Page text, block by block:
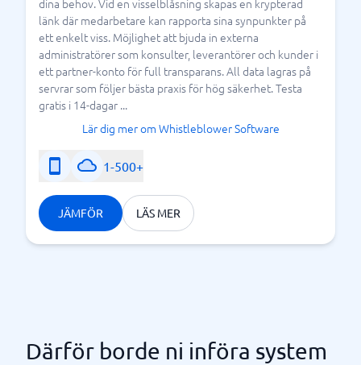
dina behov. Vid en visselblåsning skapas en krypterad
länk där medarbetare kan rapporta sina synpunkter på
ett enkelt viss. Möjlighet att bjuda in externa
administratörer som konsulter, leverantörer och kunder i
ett partner-konto för full transparans. All data lagras på
servrar som följer bästa praxis för hög säkerhet. Testa
gratis i 14-dagar ...
Lär dig mer om Whistleblower Software
1-500+
JÄMFÖR LÄS MER
Därför borde ni införa system